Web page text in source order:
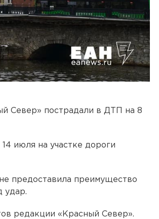
Север» пострадали в ДТП на 8
июля на участке дороги
предоставила преимущество
удар.
редакции «Красный Север».